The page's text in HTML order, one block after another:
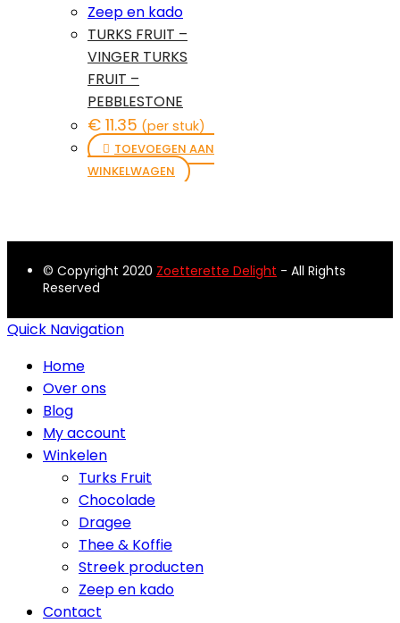
Zeep en kado
TURKS FRUIT –
VINGER TURKS
FRUIT –
PEBBLESTONE
€ 11.35 (per stuk)
TOEVOEGEN AAN
WINKELWAGEN
© Copyright 2020 Zoetterette Delight - All Rights
Reserved
Quick Navigation
Home
Over ons
Blog
My account
Winkelen
Turks Fruit
Chocolade
Dragee
Thee & Koffie
Streek producten
Zeep en kado
Contact